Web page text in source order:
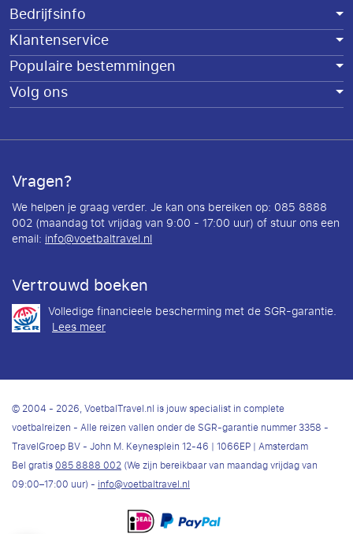
Bedrijfsinfo
Klantenservice
Populaire bestemmingen
Volg ons
Vragen?
We helpen je graag verder. Je kan ons bereiken op: 085 8888
002 (maandag tot vrijdag van 9:00 - 17:00 uur) of stuur ons een
email: info@voetbaltravel.nl
Vertrouwd boeken
Volledige financieele bescherming met de SGR-garantie.
Lees meer
© 2004 - 2026, VoetbalTravel.nl is jouw specialist in complete
voetbalreizen - Alle reizen vallen onder de SGR-garantie nummer 3358 -
TravelGroep BV - John M. Keynesplein 12-46 | 1066EP | Amsterdam
Bel gratis085 8888 002(We zijn bereikbaar van maandag vrijdag van
09:00–17:00 uur) -info@voetbaltravel.nl